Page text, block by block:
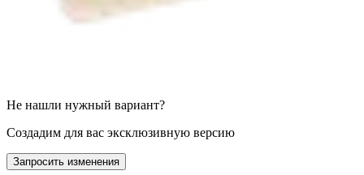
Не нашли нужный вариант?
Создадим для вас эксклюзивную версию
Запросить изменения